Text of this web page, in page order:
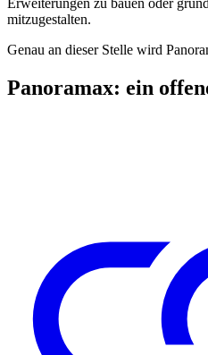
mitzugestalten.
Genau an dieser Stelle wird
Panoramax: ein